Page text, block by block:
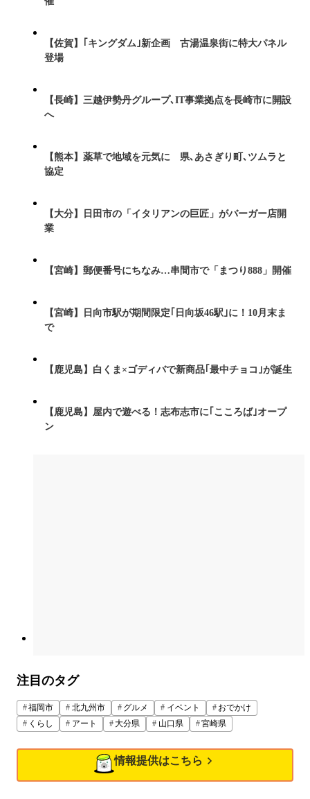
【佐賀】｢キングダム｣新企画 古湯温泉街に特大パネル
登場
【長崎】三越伊勢丹グループ､IT事業拠点を長崎市に開設
へ
【熊本】薬草で地域を元気に 県､あさぎり町､ツムラと
協定
【大分】日田市の「イタリアンの巨匠」がバーガー店開
業
【宮崎】郵便番号にちなみ…串間市で「まつり888」開催
【宮崎】日向市駅が期間限定｢日向坂46駅｣に！10月末ま
で
【鹿児島】白くま×ゴディバで新商品｢最中チョコ｣が誕生
【鹿児島】屋内で遊べる！志布志市に｢こころば｣オープ
ン
注目のタグ
福岡市 北九州市 グルメ イベント
おでかけ
くらし
アート 大分県 山口県 宮崎県
情報提供はこちら